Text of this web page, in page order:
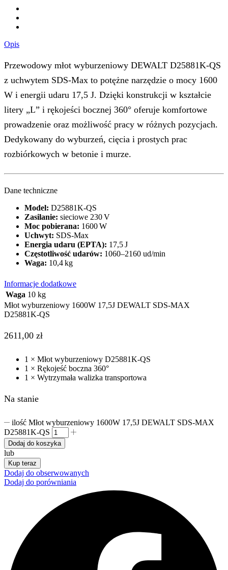
Opis
Przewodowy młot wyburzeniowy DEWALT D25881K‑QS
z uchwytem SDS‑Max to potężne narzędzie o mocy 1600
W i energii udaru 17,5 J. Dzięki konstrukcji w kształcie
litery „L” i rękojeści bocznej 360° oferuje komfortowe
prowadzenie oraz możliwość pracy w różnych pozycjach.
Dedykowany do wyburzeń, cięcia i prostych prac
rozbiórkowych w betonie i murze.
Dane techniczne
Model: D25881K‑QS
Zasilanie: sieciowe 230 V
Moc pobierana: 1600 W
Uchwyt: SDS‑Max
Energia udaru (EPTA): 17,5 J
Częstotliwość udarów: 1060–2160 ud/min
Waga: 10,4 kg
Informacje dodatkowe
Waga 10 kg
Młot wyburzeniowy 1600W 17,5J DEWALT SDS-MAX
D25881K-QS
2611,00 zł
1 × Młot wyburzeniowy D25881K‑QS
1 × Rękojeść boczna 360°
1 × Wytrzymała walizka transportowa
Na stanie
ilość Młot wyburzeniowy 1600W 17,5J DEWALT SDS-MAX
D25881K-QS
Dodaj do koszyka
lub
Kup teraz
Dodaj do obserwowanych
Dodaj do porówniania